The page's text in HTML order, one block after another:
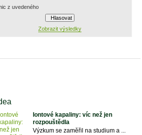
z uvedeného
Zobrazit výsledky
Iontové kapaliny: víc než jen
rozpouštědla
Výzkum se zaměřil na studium a ...